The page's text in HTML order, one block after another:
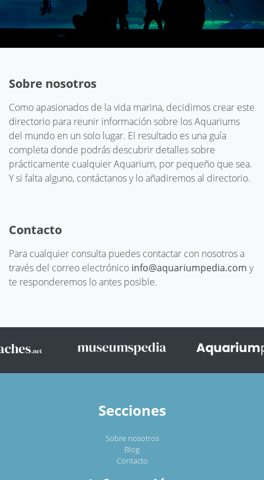
Sobre nosotros
Como apasionados de la vida marina, decidimos crear este
directorio para reunir información sobre los Aquariums
del mundo en un solo lugar. El resultado es una guía
completa donde podrás descubrir detalles sobre
prácticamente cualquier Aquarium, por pequeño que sea.
Y si falta alguno, contáctanos y lo añadiremos al directorio.
Contacto
Para cualquier consulta puedes contactar con nosotros a
través del correo electrónico info@aquariumpedia.com y
te responderemos lo antes posible.
Secciones
Sobre nosotros
Blog
Contacto